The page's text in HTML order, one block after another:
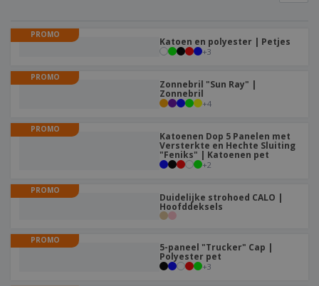
PROMO
Katoen en polyester | Petjes
+3
PROMO
Zonnebril "Sun Ray" |
Zonnebril
+4
PROMO
Katoenen Dop 5 Panelen met
Versterkte en Hechte Sluiting
"Feniks" | Katoenen pet
+2
PROMO
Duidelijke strohoed CALO |
Hoofddeksels
PROMO
5-paneel "Trucker" Cap |
Polyester pet
+3